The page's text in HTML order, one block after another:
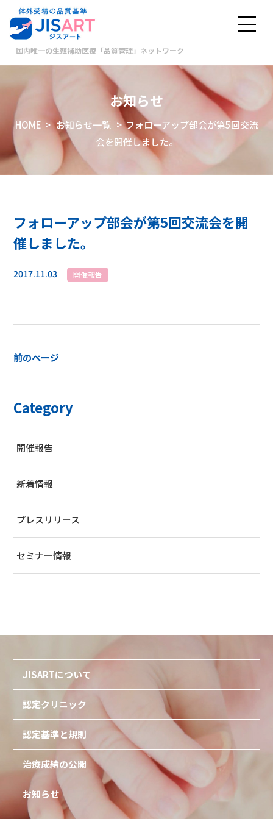
国内唯一の生殖補助医療「品質管理」ネットワーク
お知らせ
HOME >お知らせ一覧> フォローアップ部会が第5回交流
会を開催しました。
フォローアップ部会が第5回交流会を開
催しました。
2017.11.03 開催報告
前のページ
Category
開催報告
新着情報
プレスリリース
セミナー情報
JISARTについて
認定クリニック
認定基準と規則
治療成績の公開
お知らせ